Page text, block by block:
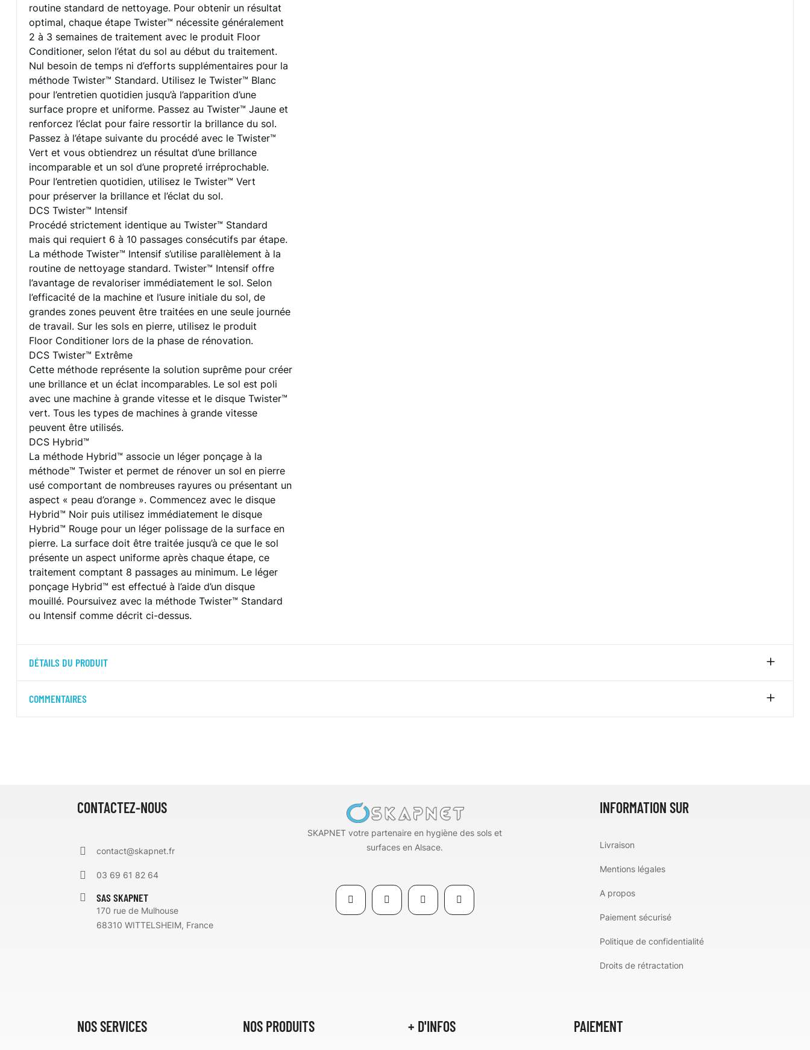
routine standard de nettoyage. Pour obtenir un résultat
optimal, chaque étape Twister™ nécessite généralement
2 à 3 semaines de traitement avec le produit Floor
Conditioner, selon l’état du sol au début du traitement.
Nul besoin de temps ni d’efforts supplémentaires pour la
méthode Twister™ Standard. Utilisez le Twister™ Blanc
pour l’entretien quotidien jusqu’à l’apparition d’une
surface propre et uniforme. Passez au Twister™ Jaune et
renforcez l’éclat pour faire ressortir la brillance du sol.
Passez à l’étape suivante du procédé avec le Twister™
Vert et vous obtiendrez un résultat d’une brillance
incomparable et un sol d’une propreté irréprochable.
Pour l’entretien quotidien, utilisez le Twister™ Vert
pour préserver la brillance et l’éclat du sol.
DCS Twister™ Intensif
Procédé strictement identique au Twister™ Standard
mais qui requiert 6 à 10 passages consécutifs par étape.
La méthode Twister™ Intensif s’utilise parallèlement à la
routine de nettoyage standard. Twister™ Intensif offre
l’avantage de revaloriser immédiatement le sol. Selon
l’efficacité de la machine et l’usure initiale du sol, de
grandes zones peuvent être traitées en une seule journée
de travail. Sur les sols en pierre, utilisez le produit
Floor Conditioner lors de la phase de rénovation.
DCS Twister™ Extrême
Cette méthode représente la solution suprême pour créer
une brillance et un éclat incomparables. Le sol est poli
avec une machine à grande vitesse et le disque Twister™
vert. Tous les types de machines à grande vitesse
peuvent être utilisés.
DCS Hybrid™
La méthode Hybrid™ associe un léger ponçage à la
méthode™ Twister et permet de rénover un sol en pierre
usé comportant de nombreuses rayures ou présentant un
aspect « peau d’orange ». Commencez avec le disque
Hybrid™ Noir puis utilisez immédiatement le disque
Hybrid™ Rouge pour un léger polissage de la surface en
pierre. La surface doit être traitée jusqu’à ce que le sol
présente un aspect uniforme après chaque étape, ce
traitement comptant 8 passages au minimum. Le léger
ponçage Hybrid™ est effectué à l’aide d’un disque
mouillé. Poursuivez avec la méthode Twister™ Standard
ou Intensif comme décrit ci-dessus.
DÉTAILS DU PRODUIT
COMMENTAIRES
CONTACTEZ-NOUS
contact@skapnet.fr
03 69 61 82 64
SAS SKAPNET
170 rue de Mulhouse
68310 WITTELSHEIM, France
SKAPNET votre partenaire en hygiène des sols et
surfaces en Alsace.
INFORMATION SUR
Livraison
Mentions légales
A propos
Paiement sécurisé
Politique de confidentialité
Droits de rétractation
NOS SERVICES NOS PRODUITS + D'INFOS PAIEMENT